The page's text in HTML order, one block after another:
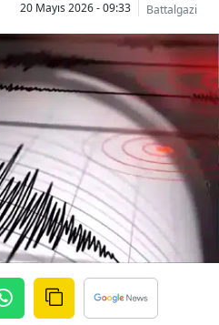
20 Mayıs 2026 - 09:33
Battalgazi